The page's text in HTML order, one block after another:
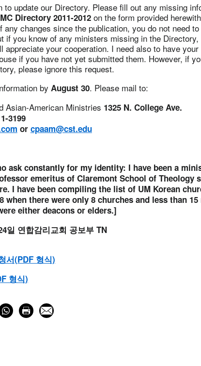
to update our Directory. Please fill out any missing
Directory 2011-2012on the form provided
any changes since the publication, you do not need
if you know of any ministers missing in the
appreciate your cooperation. I need also to have
if you have not yet submitted them. However, if
please ignore this request.
by August 30. Please mail to:
Asian-American Ministries 1325 N. College Ave.
3199
or cpaam@cst.edu
ask constantly for my identity: I have been a
emeritus of Claremont School of Theology
I have been compiling the list of UM Korean
when there were only 8 churches and less than
either deacons or elders.]
일 연합감리교회 공보부 TN
서(PDF 형식)
형식)